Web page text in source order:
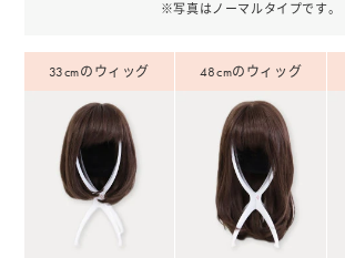
※写真はノーマルタイプです。
33cmのウィッグ 48cmのウィッグ